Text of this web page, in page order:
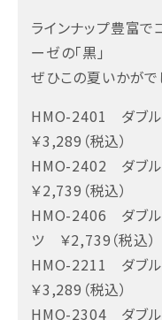
ラインナップ豊富で
ーゼの「黒」
ぜひこの夏いかがで
HMO-2401 ダブル
￥3,289（税込）
HMO-2402 ダブル
￥2,739（税込）
HMO-2406 ダブル
ツ ￥2,739（税込）
HMO-2211 ダブ
￥3,289（税込）
HMO-2304 ダブル